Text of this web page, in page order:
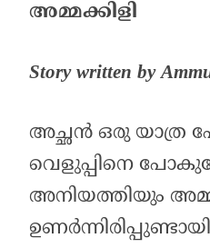
അമ്മക്കിളി
Story written by
അച്ഛൻ ഒരു
വെളുപ്പിനെ
അനിയത്തിയും